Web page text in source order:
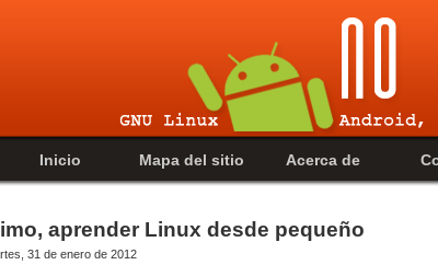
Inicio Mapa del sitio Acerca de
aprender Linux desde pequeño
31 de enero de 2012